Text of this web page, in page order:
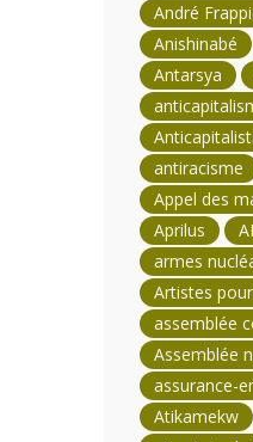
André
Anishinabé
Antarsya
antiracisme
Appel des
Aprilus
armes
Artistes
assemblée
Assemblée
assurance-
Atikamekw